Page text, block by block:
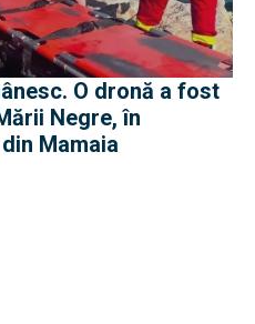
O dronă a fost
Negre, în
Mamaia